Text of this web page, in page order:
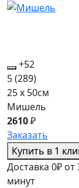
+52
5(289)
25 x 50см
Мишель
2610₽
Заказать
Купить в 1
Доставка 0₽ от
минут